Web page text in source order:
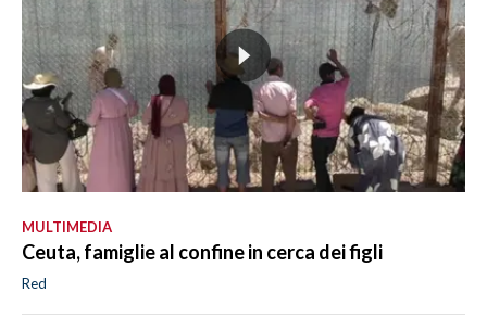
MULTIMEDIA
Ceuta, famiglie al confine in cerca dei figli
Red